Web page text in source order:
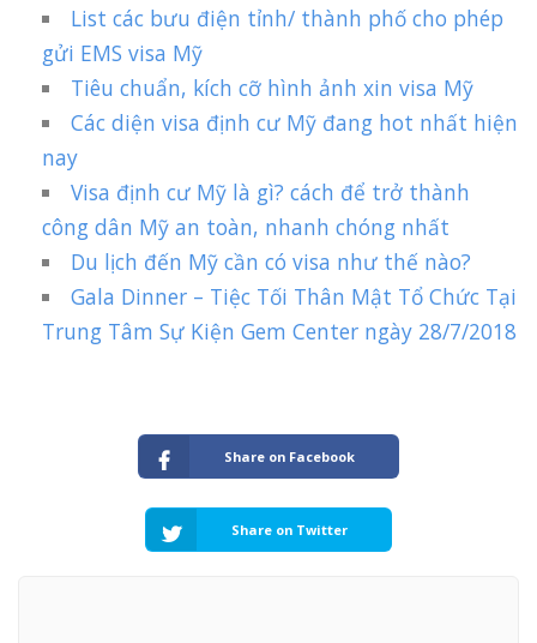
List các bưu điện tỉnh/ thành phố cho phép
gửi EMS visa Mỹ
Tiêu chuẩn, kích cỡ hình ảnh xin visa Mỹ
Các diện visa định cư Mỹ đang hot nhất hiện
nay
Visa định cư Mỹ là gì? cách để trở thành
công dân Mỹ an toàn, nhanh chóng nhất
Du lịch đến Mỹ cần có visa như thế nào?
Gala Dinner – Tiệc Tối Thân Mật Tổ Chức Tại
Trung Tâm Sự Kiện Gem Center ngày 28/7/2018
Share on Facebook
Share on Twitter